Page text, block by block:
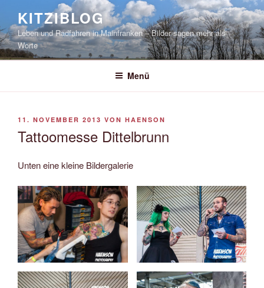
springen
KITZIBLOG
Leben und Radfahren in Mainfranken – Bilder sagen mehr als
Worte
Menü
VERÖFFENTLICHT
11. NOVEMBER 2013 VON HAENSON
Tattoomesse Dittelbrunn
Unten eine kleine Bildergalerie